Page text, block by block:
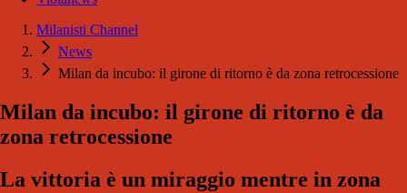
Milanisti Channel
News
Milan da incubo: il girone di ritorno è da zona retrocessione
Milan da incubo: il girone di ritorno è da
zona retrocessione
La vittoria è un miraggio mentre in zona